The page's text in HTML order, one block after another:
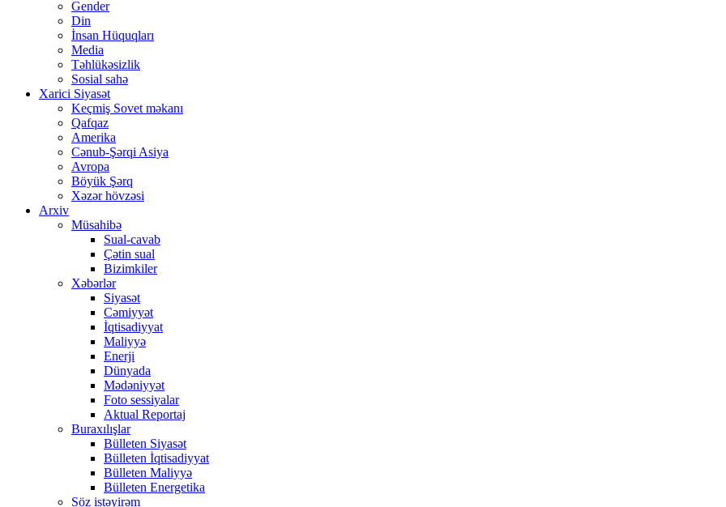
Gender
Din
İnsan Hüquqları
Media
Təhlükəsizlik
Sosial sahə
Xarici Siyasət
Keçmiş Sovet məkanı
Qafqaz
Amerika
Cənub-Şərqi Asiya
Avropa
Böyük Şərq
Xəzər hövzəsi
Arxiv
Müsahibə
Sual-cavab
Çətin sual
Bizimkiler
Xəbərlər
Siyasət
Cəmiyyət
İqtisadiyyat
Maliyyə
Enerji
Dünyada
Mədəniyyət
Foto sessiyalar
Aktual Reportaj
Buraxılışlar
Bülleten Siyasət
Bülleten İqtisadiyyat
Bülleten Maliyyə
Bülleten Energetika
Söz istəyirəm